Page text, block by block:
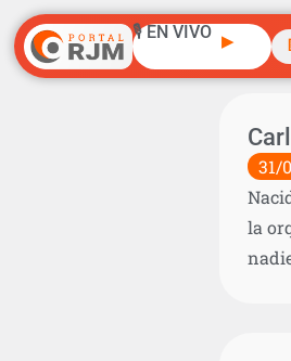
🎙️ EN VIVO ▶
31/
la